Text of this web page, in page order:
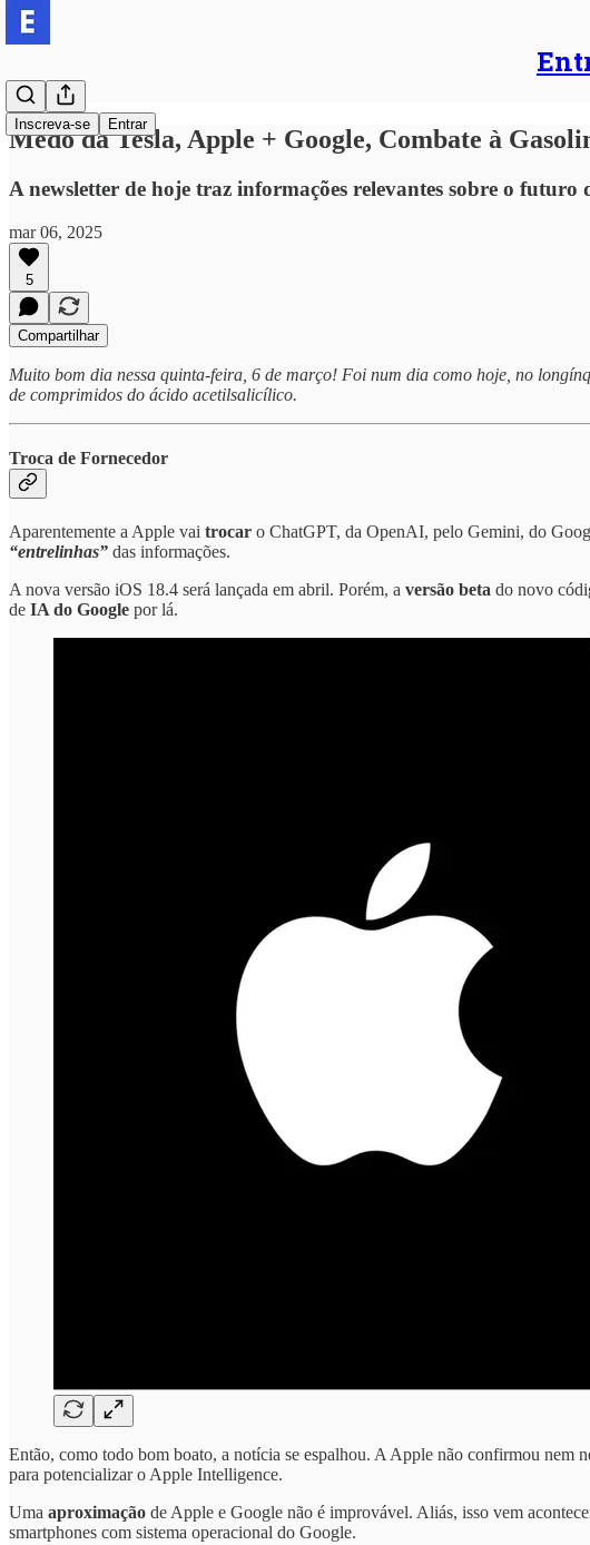
Inscreva-se Entrar
Medo da Tesla, Apple + Google, Combate à
A newsletter de hoje traz informações relevantes sobre o futuro
mar 06, 2025
5
Compartilhar
Muito bom dia nessa quinta-feira, 6 de março! Foi num dia como hoje, no
de comprimidos do ácido acetilsalicílico.
Troca de Fornecedor
Aparentemente a Apple vai trocar o ChatGPT, da OpenAI, pelo Gemini, do
“entrelinhas” das informações.
A nova versão iOS 18.4 será lançada em abril. Porém, a versão beta do novo
de IA do Google por lá.
Então, como todo bom boato, a notícia se espalhou. A Apple não confirmou nem
para potencializar o Apple Intelligence.
Uma aproximação de Apple e Google não é improvável. Aliás, isso vem
smartphones com sistema operacional do Google.